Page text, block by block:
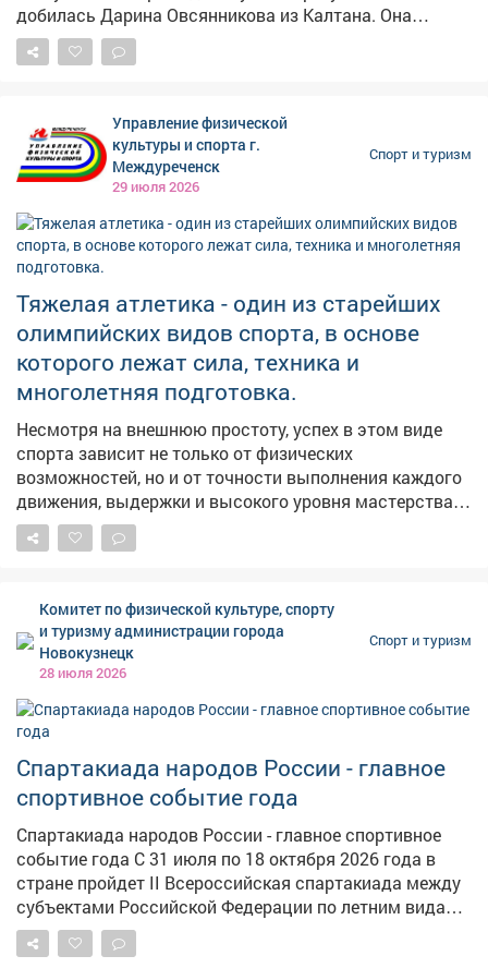
добилась Дарина Овсянникова из Калтана. Она
боролась за награды в весовой категории до 45 кг и
Управление физической
культуры и спорта г.
Междуреченск
29 июля 2026
Спорт и туризм
Тяжелая атлетика - один из старейших
олимпийских видов спорта, в основе
которого лежат сила, техника и
многолетняя подготовка.
Несмотря на внешнюю простоту, успех в этом виде
спорта зависит не только от физических
возможностей, но и от точности выполнения каждого
движения, выдержки и высокого уровня мастерства.
На протяжении многих десятилетий тяжелая атлетика
занимает важное место в отечественном спорте.
победителями и призерами крупнейших
международных соревнований, а их достижения
вписаны в историю мирового спорта. Кузбасс также
внес значительный вклад в развитие тяжелой
атлетики. Регион воспитал олимпийских чемпионов и
спортсменов международного уровня, чьи победы
стали предметом гордости не только для области, но
и для всей страны. В карточках расскажем об истории
тяжелой атлетики, ее особенностях и выдающихся
кузбасских спортсменах.
Комитет по физической культуре, спорту
и туризму администрации города
Новокузнецк
28 июля 2026
Спорт и туризм
Спартакиада народов России - главное
спортивное событие года
Спартакиада народов России - главное спортивное
событие года С 31 июля по 18 октября 2026 года в
стране пройдет II Всероссийская спартакиада между
субъектами Российской Федерации по летним видам
спорта - масштабные соревнования, которые
объединят сильнейших спортсменов со всей России.